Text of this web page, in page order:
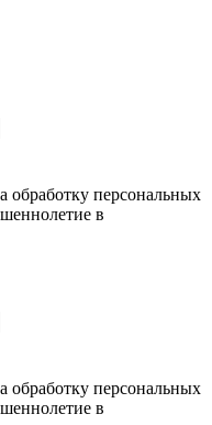
обработку персональных
в
обработку персональных
в